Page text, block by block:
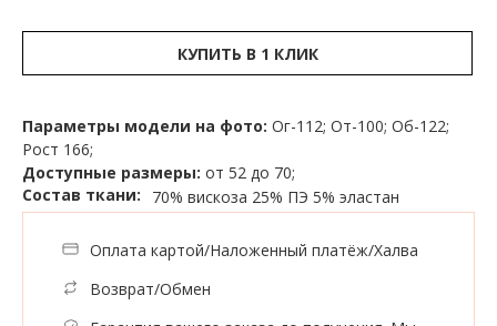
КУПИТЬ В 1 КЛИК
Параметры модели на фото: Ог-112; От-100; Об-122;
Рост 166;
Доступные размеры: от 52 до 70;
Состав ткани:
70% вискоза 25% ПЭ 5% эластан
Оплата картой/Наложенный платёж/Халва
Возврат/Обмен